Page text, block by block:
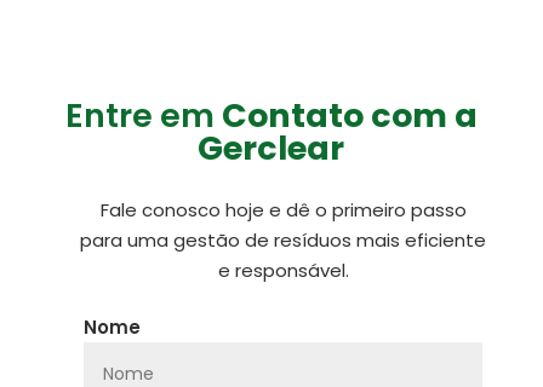
Entre em Contato com a
Gerclear
Fale conosco hoje e dê o primeiro passo
para uma gestão de resíduos mais eficiente
e responsável.
Nome